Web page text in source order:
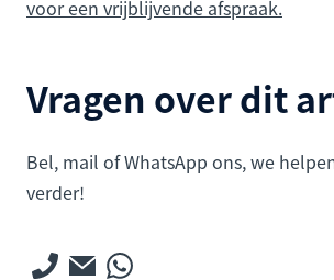
voor een vrijblijvende afspraak.
Vragen over dit
Bel, mail of WhatsApp ons, we
verder!